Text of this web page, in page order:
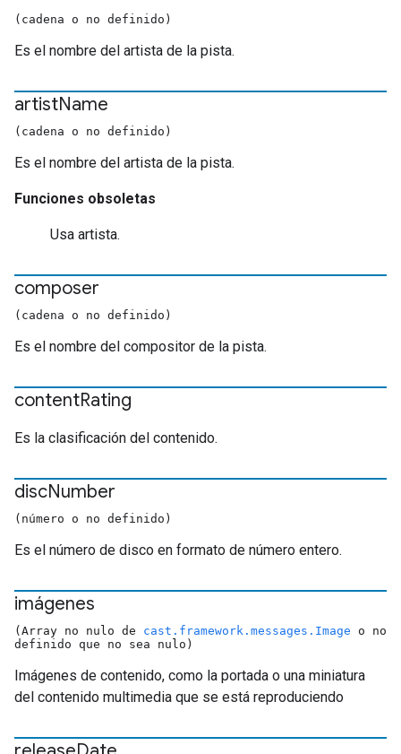
(cadena o no definido)
Es el nombre del artista de la pista.
artistName
(cadena o no definido)
Es el nombre del artista de la pista.
Funciones obsoletas
Usa artista.
composer
(cadena o no definido)
Es el nombre del compositor de la pista.
contentRating
Es la clasificación del contenido.
discNumber
(número o no definido)
Es el número de disco en formato de número entero.
imágenes
(Array no nulo de cast.framework.messages.Image o no
definido que no sea nulo)
Imágenes de contenido, como la portada o una miniatura
del contenido multimedia que se está reproduciendo